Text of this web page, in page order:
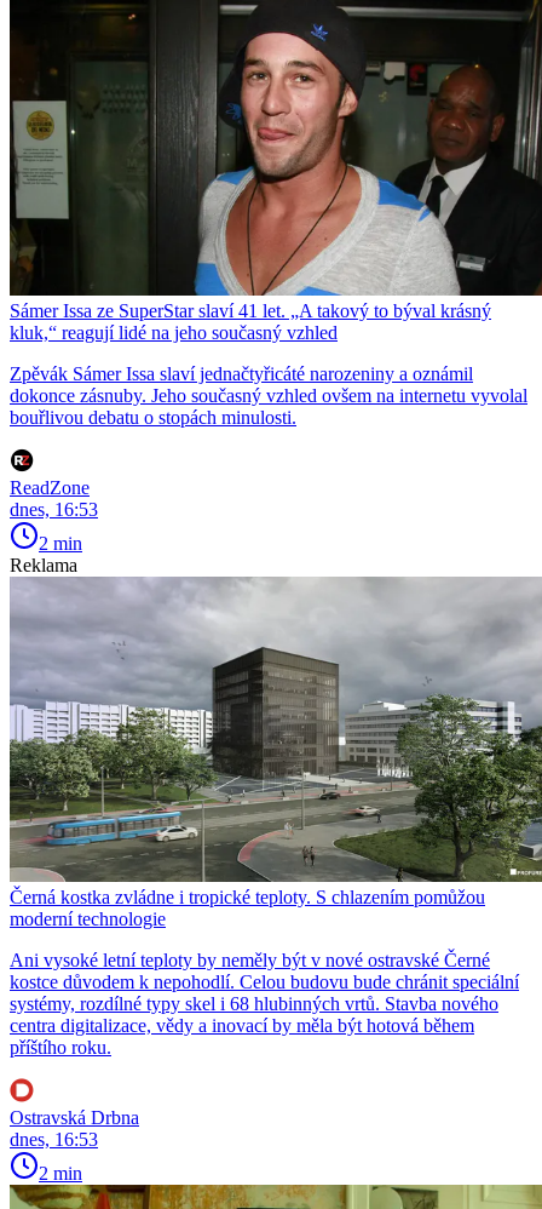
Sámer Issa ze SuperStar slaví 41 let. „A takový to býval krásný
kluk,“ reagují lidé na jeho současný vzhled
Zpěvák Sámer Issa slaví jednačtyřicáté narozeniny a oznámil
dokonce zásnuby. Jeho současný vzhled ovšem na internetu vyvolal
bouřlivou debatu o stopách minulosti.
ReadZone
dnes, 16:53
2 min
Reklama
Černá kostka zvládne i tropické teploty. S chlazením pomůžou
moderní technologie
Ani vysoké letní teploty by neměly být v nové ostravské Černé
kostce důvodem k nepohodlí. Celou budovu bude chránit speciální
systémy, rozdílné typy skel i 68 hlubinných vrtů. Stavba nového
centra digitalizace, vědy a inovací by měla být hotová během
příštího roku.
Ostravská Drbna
dnes, 16:53
2 min